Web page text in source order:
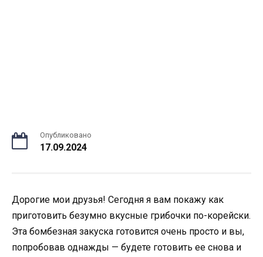
Опубликовано
17.09.2024
Дорогие мои друзья! Сегодня я вам покажу как
приготовить безумно вкусные грибочки по-корейски.
Эта бомбезная закуска готовится очень просто и вы,
попробовав однажды — будете готовить ее снова и